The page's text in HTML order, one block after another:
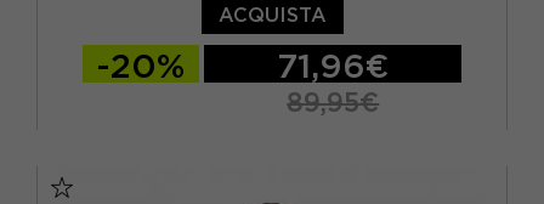
ACQUISTA
-20% 71,96€
89,95€